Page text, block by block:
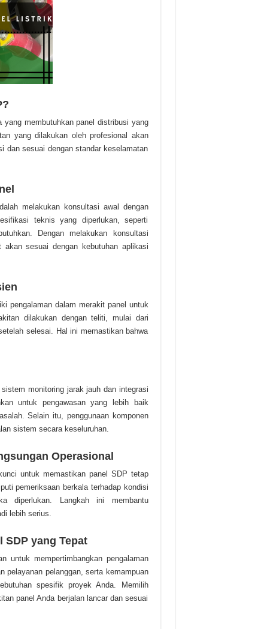
yang membutuhkan panel distribusi yang
yang dilakukan oleh profesional akan
dan sesuai dengan standar keselamatan
melakukan konsultasi awal dengan
teknis yang diperlukan, seperti
Dengan melakukan konsultasi
sesuai dengan kebutuhan aplikasi
pengalaman dalam merakit panel untuk
dilakukan dengan teliti, mulai dari
selesai. Hal ini memastikan bahwa
monitoring jarak jauh dan integrasi
untuk pengawasan yang lebih baik
Selain itu, penggunaan komponen
sistem secara keseluruhan.
Operasional
untuk memastikan panel SDP tetap
pemeriksaan berkala terhadap kondisi
diperlukan. Langkah ini membantu
lebih serius.
SDP yang Tepat
untuk mempertimbangkan pengalaman
pelayanan pelanggan, serta kemampuan
spesifik proyek Anda. Memilih
panel Anda berjalan lancar dan sesuai